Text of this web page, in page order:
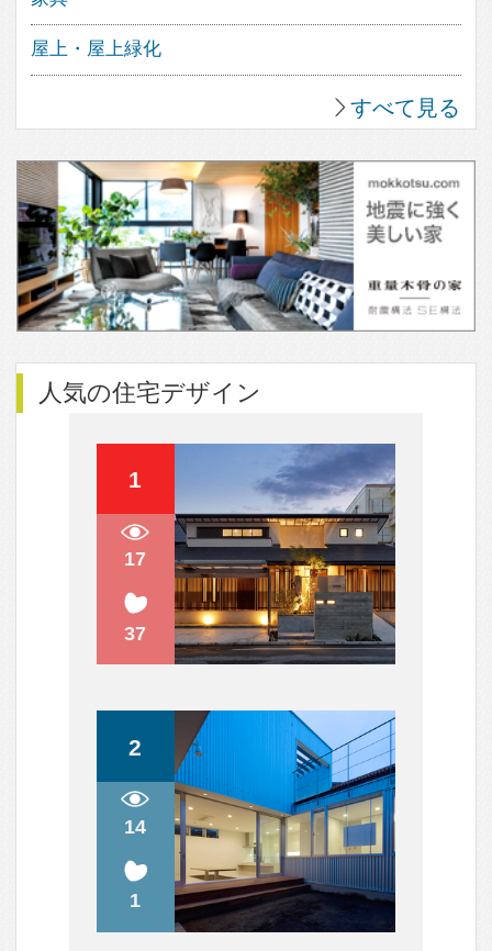
1
12
1
すべて見る
人気のfev’sまとめ
ガルバリウム鋼板使いが巧み！表情
豊かな外観5選
落ち着いた色が好き！グレー&モカ
色の外観特集
リノベーションにはドラマがある。
ストーリーを感じる空間デザイン。
外観だけじゃない。リビングも美し
い片流れ屋根のある住まい